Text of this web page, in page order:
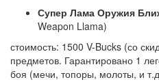
Супер Лама Оружия
Weapon Llama)
стоимость: 1500 V-Bucks (со
предметов. Гарантировано 1
боя (мечи, топоры, молоты, и